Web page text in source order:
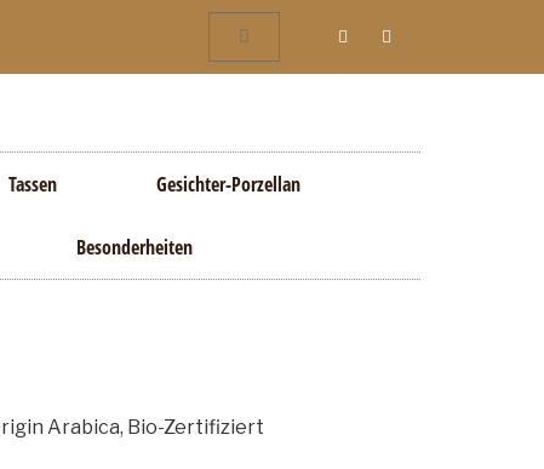
Tassen Gesichter-Porzellan
Besonderheiten
Arabica, Bio-Zertifiziert